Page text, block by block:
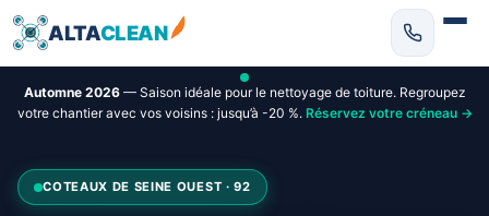
ALTACLEAN
Automne 2026— Saison idéale pour le nettoyage de toiture. Regroupez
votre chantier avec vos voisins : jusqu’à -20 %. Réservez votre créneau →
COTEAUX DE SEINE OUEST · 92